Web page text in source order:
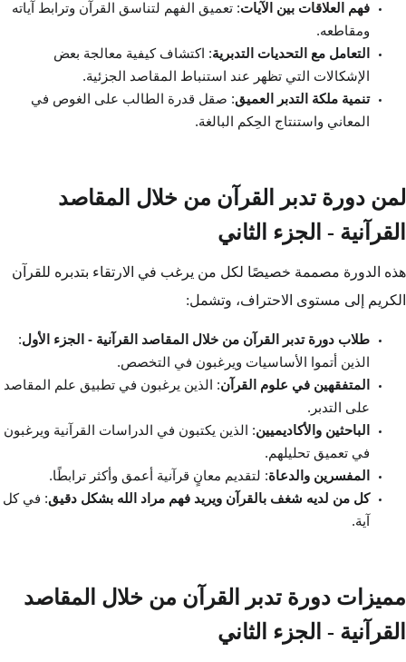
فهم العلاقات بين الآيات: تعميق الفهم لتناسق القرآن وترابط آياته
ومقاطعه.
التعامل مع التحديات التدبرية: اكتشاف كيفية معالجة بعض
الإشكالات التي تظهر عند استنباط المقاصد الجزئية.
تنمية ملكة التدبر العميق: صقل قدرة الطالب على الغوص في
المعاني واستنتاج الحِكم البالغة.
لمن دورة تدبر القرآن من خلال المقاصد
القرآنية - الجزء الثاني
هذه الدورة مصممة خصيصًا لكل من يرغب في الارتقاء بتدبره للقرآن
الكريم إلى مستوى الاحتراف، وتشمل:
طلاب دورة تدبر القرآن من خلال المقاصد القرآنية - الجزء الأول:
الذين أتموا الأساسيات ويرغبون في التخصص.
المتفقهين في علوم القرآن: الذين يرغبون في تطبيق علم المقاصد
على التدبر.
الباحثين والأكاديميين: الذين يكتبون في الدراسات القرآنية ويرغبون
في تعميق تحليلهم.
المفسرين والدعاة: لتقديم معانٍ قرآنية أعمق وأكثر ترابطًا.
كل من لديه شغف بالقرآن ويريد فهم مراد الله بشكل دقيق: في كل
آية.
مميزات دورة تدبر القرآن من خلال المقاصد
القرآنية - الجزء الثاني